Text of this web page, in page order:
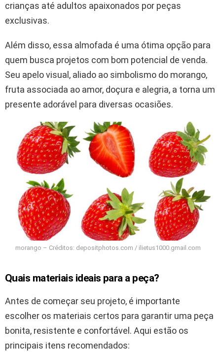
crianças até adultos apaixonados por peças
exclusivas.
Além disso, essa almofada é uma ótima opção para
quem busca projetos com bom potencial de venda.
Seu apelo visual, aliado ao simbolismo do morango,
fruta associada ao amor, doçura e alegria, a torna um
presente adorável para diversas ocasiões.
morango – Créditos: depositphotos.com / ilietus1000.gmail.com
Quais materiais ideais para a peça?
Antes de começar seu projeto, é importante
escolher os materiais certos para garantir uma peça
bonita, resistente e confortável. Aqui estão os
principais itens recomendados: